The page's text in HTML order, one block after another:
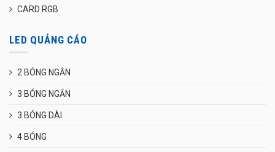
CARD RGB
LED QUẢNG CÁO
2 BÓNG NGẮN
3 BÓNG NGẮN
3 BÓNG DÀI
4 BÓNG